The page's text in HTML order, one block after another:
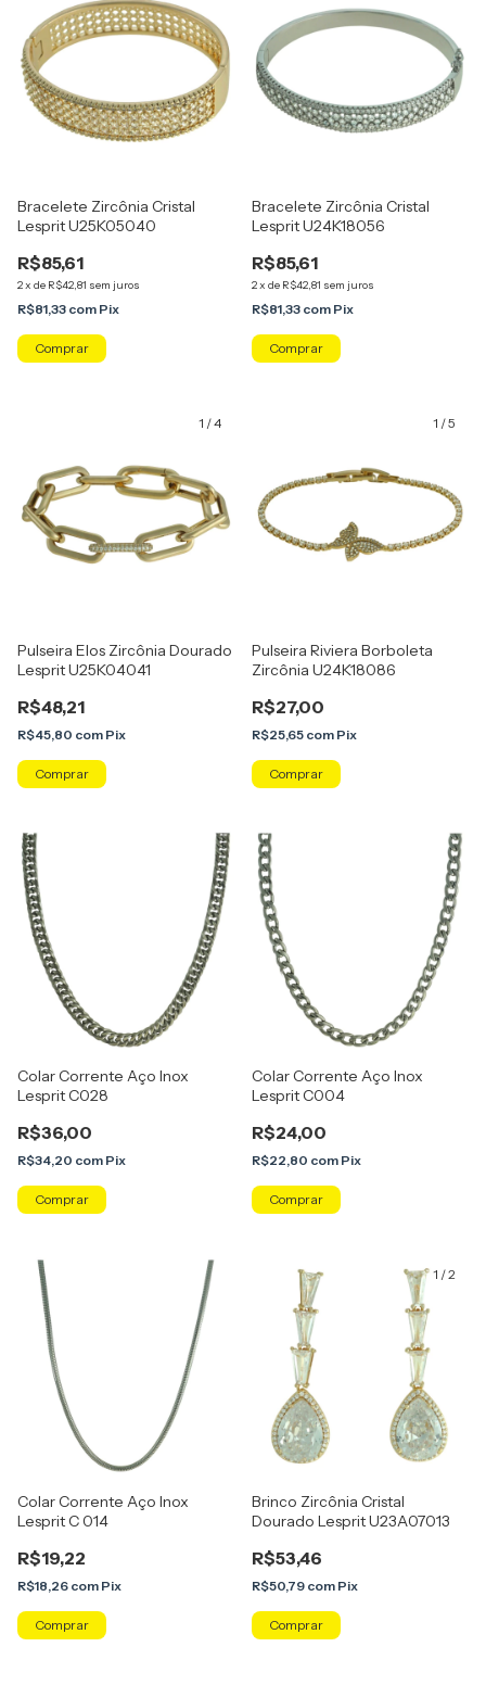
Bracelete Zircônia Cristal
Lesprit U25K05040
R$85,61
2x de R$42,81 sem juros
R$81,33 com Pix
Comprar
Bracelete Zircônia Cristal
Lesprit U24K18056
R$85,61
2x de R$42,81 sem juros
R$81,33 com Pix
Comprar
1 /4
Pulseira Elos Zircônia Dourado
Lesprit U25K04041
R$48,21
R$45,80 com Pix
1 /5
Pulseira Riviera Borboleta
Zircônia U24K18086
R$27,00
R$25,65 com Pix
Comprar
Colar Corrente Aço Inox
Lesprit C028
R$36,00
R$34,20 com Pix
Colar Corrente Aço Inox
Lesprit C004
R$24,00
R$22,80 com Pix
Colar Corrente Aço Inox
Lesprit C 014
R$19,22
R$18,26 com Pix
1 /2
Brinco Zircônia Cristal
Dourado Lesprit U23A07013
R$53,46
R$50,79 com Pix